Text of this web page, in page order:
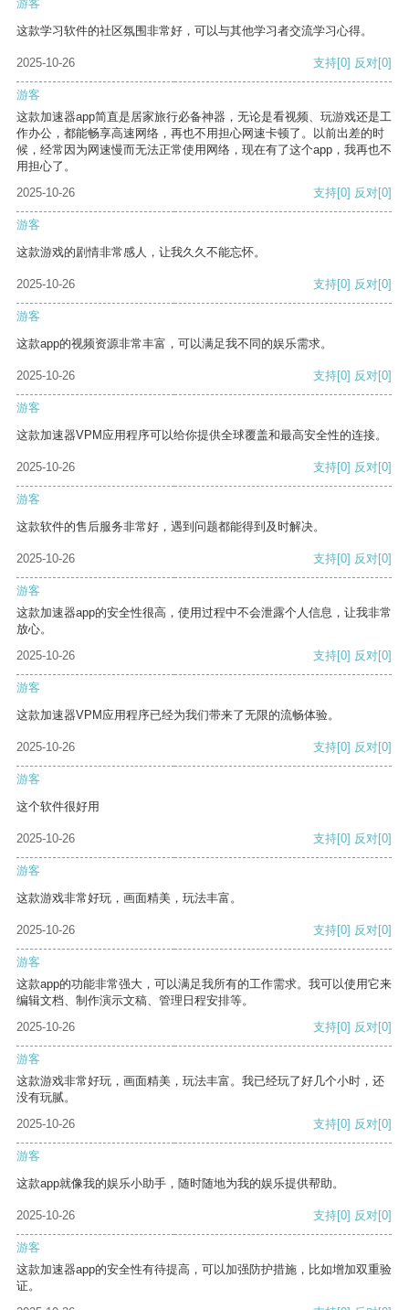
游客
这款学习软件的社区氛围非常好，可以与其他学习者交流学习心得。
2025-10-26 支持[0] 反对[0]
游客
这款加速器app简直是居家旅行必备神器，无论是看视频、玩游戏还是工
作办公，都能畅享高速网络，再也不用担心网速卡顿了。以前出差的时
候，经常因为网速慢而无法正常使用网络，现在有了这个app，我再也不
用担心了。
2025-10-26
支持[0] 反对[0]
游客
这款游戏的剧情非常感人，让我久久不能忘怀。
2025-10-26 支持[0] 反对[0]
游客
这款app的视频资源非常丰富，可以满足我不同的娱乐需求。
2025-10-26 支持[0] 反对[0]
游客
这款加速器VPM应用程序可以给你提供全球覆盖和最高安全性的连接。
2025-10-26 支持[0] 反对[0]
游客
这款软件的售后服务非常好，遇到问题都能得到及时解决。
2025-10-26 支持[0] 反对[0]
游客
这款加速器app的安全性很高，使用过程中不会泄露个人信息，让我非常
放心。
2025-10-26
支持[0] 反对[0]
游客
这款加速器VPM应用程序已经为我们带来了无限的流畅体验。
2025-10-26 支持[0] 反对[0]
游客
这个软件很好用
2025-10-26 支持[0] 反对[0]
游客
这款游戏非常好玩，画面精美，玩法丰富。
2025-10-26 支持[0] 反对[0]
游客
这款app的功能非常强大，可以满足我所有的工作需求。我可以使用它来
编辑文档、制作演示文稿、管理日程安排等。
2025-10-26
支持[0] 反对[0]
游客
这款游戏非常好玩，画面精美，玩法丰富。我已经玩了好几个小时，还
没有玩腻。
2025-10-26
支持[0] 反对[0]
游客
这款app就像我的娱乐小助手，随时随地为我的娱乐提供帮助。
2025-10-26 支持[0] 反对[0]
游客
这款加速器app的安全性有待提高，可以加强防护措施，比如增加双重验
证。